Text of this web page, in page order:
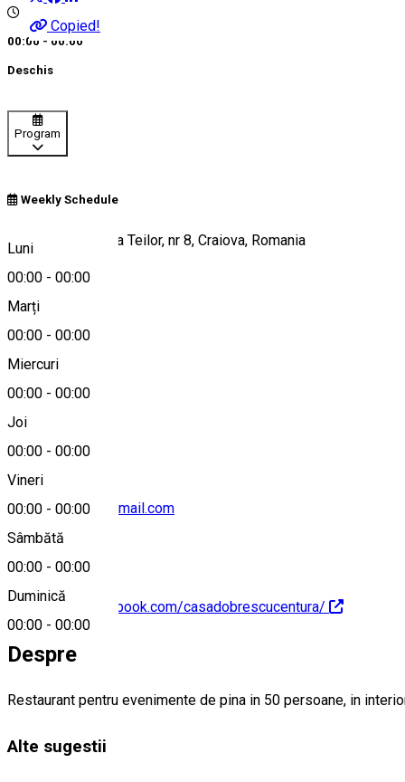
Copied!
00:00 - 00:00
Deschis
Program
Weekly Schedule
Luni
00:00 - 00:00
Marți
00:00 - 00:00
Miercuri
00:00 - 00:00
Joi
00:00 - 00:00
Vineri
00:00 - 00:00
Sâmbătă
00:00 - 00:00
Duminică
00:00 - 00:00
Strada Prelungirea Teilor, nr 8, Craiova, Romania
Hartă
cazare.isalnita@gmail.com
https://www.facebook.com/casadobrescucentura/
Despre
Restaurant pentru evenimente de pina in 50 persoane, in
Alte sugestii